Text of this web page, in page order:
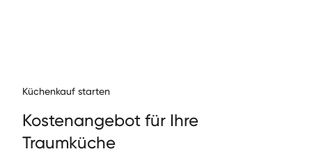
Küchenkauf starten
Kos­te­nange­bot für Ihre
Traumküche